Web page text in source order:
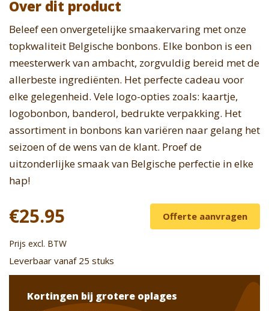
Over dit product
Beleef een onvergetelijke smaakervaring met onze
topkwaliteit Belgische bonbons. Elke bonbon is een
meesterwerk van ambacht, zorgvuldig bereid met de
allerbeste ingrediënten. Het perfecte cadeau voor
elke gelegenheid. Vele logo-opties zoals: kaartje,
logobonbon, banderol, bedrukte verpakking. Het
assortiment in bonbons kan variëren naar gelang het
seizoen of de wens van de klant. Proef de
uitzonderlijke smaak van Belgische perfectie in elke
hap!
€25.95 Offerte aanvragen
Prijs excl. BTW
Leverbaar vanaf 25 stuks
Kortingen bij grotere oplages